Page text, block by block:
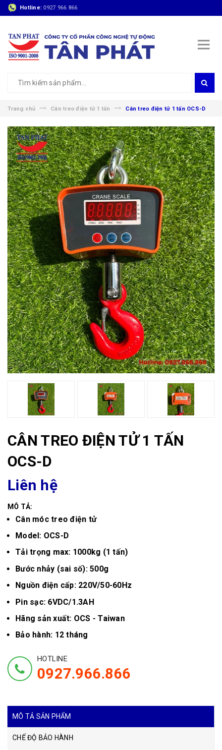
Hotline: 0927 966 866
Trang chủ Cân treo điện tử 1 tấn Cân treo điện tử 1 tấn OCS-D
CÂN TREO ĐIỆN TỬ 1 TẤN
OCS-D
Liên hệ
MÔ TẢ:
Cân móc treo điện tử
Model: OCS-D
Tải trọng max: 1000kg (1 tấn)
Bước nhảy (sai số): 500g
Nguồn điện cấp: 220V/50-60Hz
Pin sạc: 6VDC/1.3AH
Hãng sản xuất: OCS - Taiwan
Bảo hành: 12 tháng
HOTLINE
0927.966.866
MÔ TẢ SẢN PHẨM
CHẾ ĐỘ BẢO HÀNH